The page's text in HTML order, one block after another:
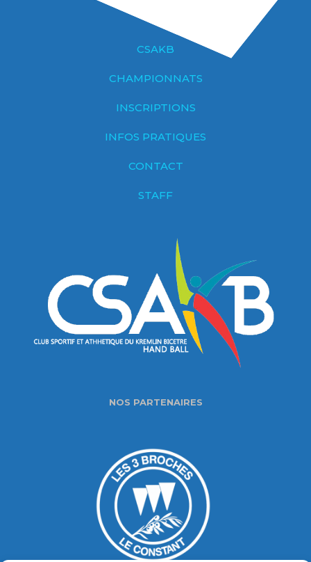
CSAKB
CHAMPIONNATS
INSCRIPTIONS
INFOS PRATIQUES
CONTACT
STAFF
NOS PARTENAIRES